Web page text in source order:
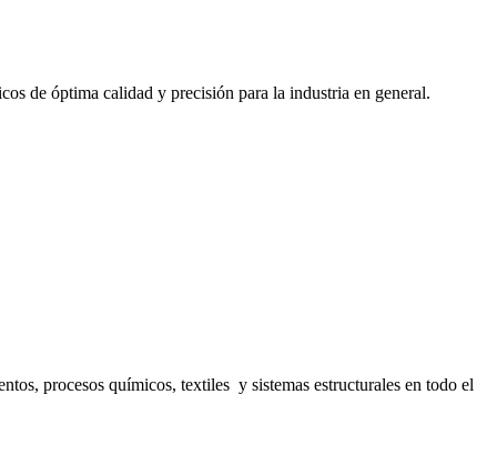
de óptima calidad y precisión para la industria en general.
procesos químicos, textiles y sistemas estructurales en todo el